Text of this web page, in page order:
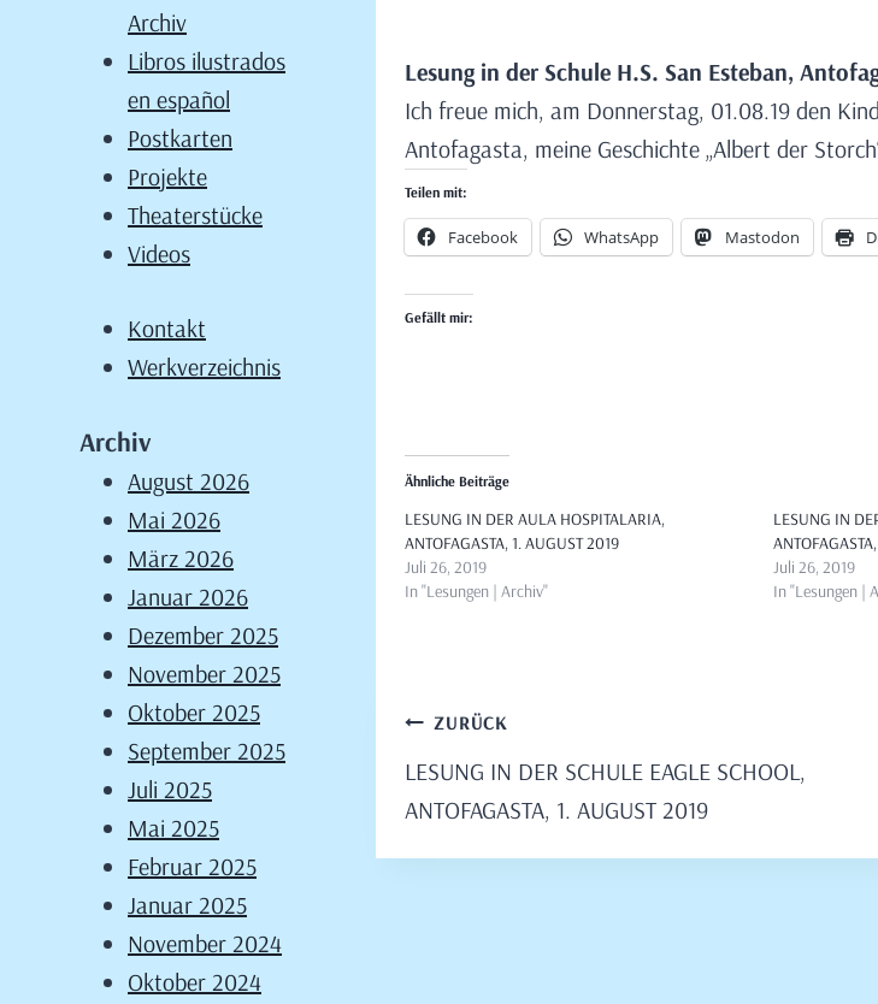
Lesung in der Schule H.S. San Esteban,
Ich freue mich, am Donnerstag, 01.08.19 den
Antofagasta, meine Geschichte „Albert der
Teilen mit:
Facebook WhatsApp Mastodon
Gefällt mir:
Ähnliche Beiträge
LESUNG IN DER AULA HOSPITALARIA,
ANTOFAGASTA, 1. AUGUST 2019
Juli 26, 2019
In "Lesungen | Archiv"
LESUNG IN
Juli 26, 2019
In "Lesungen |
Beitragsnavigation
ZURÜCK
LESUNG IN DER SCHULE EAGLE SCHOOL,
ANTOFAGASTA, 1. AUGUST 2019
Archiv
Libros ilustrados
en español
Postkarten
Projekte
Theaterstücke
Videos
Kontakt
Werkverzeichnis
Archiv
August 2026
Mai 2026
März 2026
Januar 2026
Dezember 2025
November 2025
Oktober 2025
September 2025
Juli 2025
Mai 2025
Februar 2025
Januar 2025
November 2024
Oktober 2024